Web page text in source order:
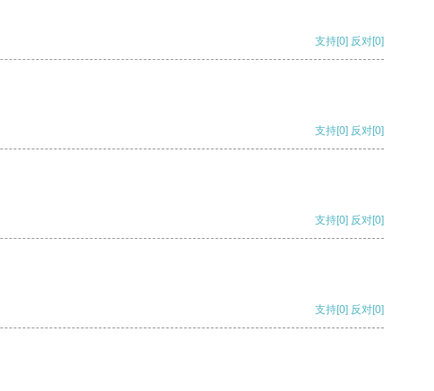
支持[0] 反对[0]
支持[0] 反对[0]
支持[0] 反对[0]
支持[0] 反对[0]